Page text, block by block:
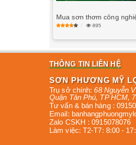
Mua sơn thơm công
895
THÔNG TIN LIÊN HỆ
SƠN PHƯƠNG MỸ
Trụ sở chính:68 Nguyễn
Quận Tân Phú, TP HCM,
Tư vấn & bán hàng :
Email:
Zalo CSKH :0915078076
Làm việc: T2-T7: 8:00 -